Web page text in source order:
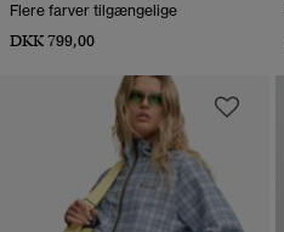
Flere farver tilgængelige
DKK 799,00